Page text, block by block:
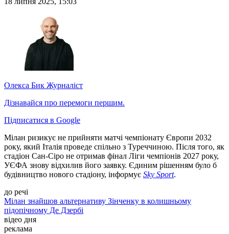
Олекса Бик Журналіст
Дізнавайся про перемоги першим.
Підписатися в Google
Мілан ризикує не прийняти матчі чемпіонату Європи 2032
року, який Італія проведе спільно з Туреччиною. Після того, як
стадіон Сан-Сіро не отримав фінал Ліги чемпіонів 2027 року,
УЄФА знову відхилив його заявку. Єдиним рішенням було б
будівництво нового стадіону, інформує Sky Sport.
до речі
Мілан знайшов альтернативу Зінченку в колишньому
підопічному Де Дзербі
відео дня
реклама